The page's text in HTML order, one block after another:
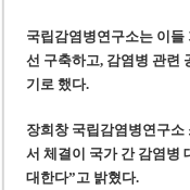
국립감염병연구소는 이
선 구축하고, 감염병 관련
기로 했다.
장희창 국립감염병연구
서 체결이 국가 간 감염병
대한다”고 밝혔다.